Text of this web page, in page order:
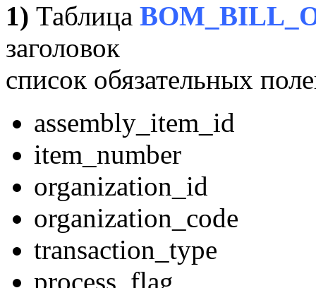
1) Таблица
заголовок
список обязательных
assembly_item_id
item_number
organization_id
organization_code
transaction_type
process_flag